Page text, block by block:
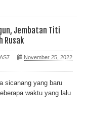
Jembatan Titi
Rusak
November 25, 2022
yang baru
waktu yang lalu